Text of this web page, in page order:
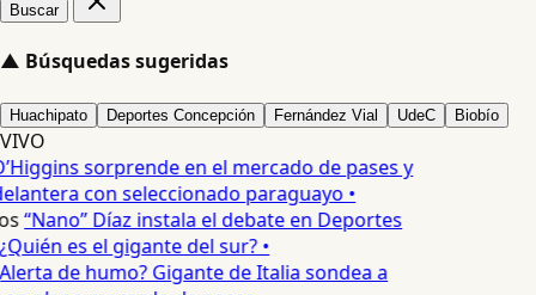
Buscar
▲ Búsquedas sugeridas
Huachipato Deportes Concepción Fernández Vial UdeC Biobío
VIVO
sorprende en el mercado de pases y
con seleccionado paraguayo •
“Nano” Díaz instala el debate en Deportes
es el gigante del sur? •
de humo? Gigante de Italia sondea a